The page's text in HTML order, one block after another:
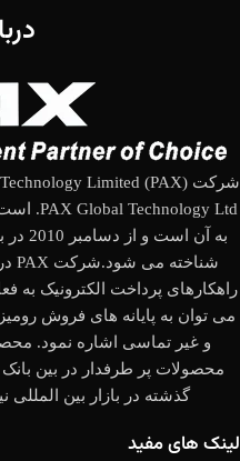
راهکارهای پرداخت الکترونیک
می توان به پایانه های فروش
محصولات پر طرفدار در بین
گذشته در بازار بین
لینک های مفید